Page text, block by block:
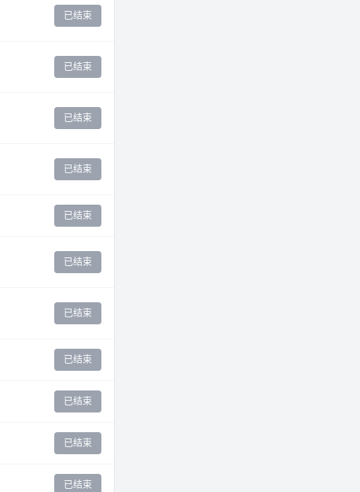
已结束
已结束
已结束
已结束
已结束
已结束
已结束
已结束
已结束
已结束
已结束